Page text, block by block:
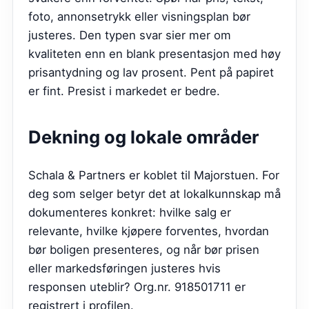
foto, annonsetrykk eller visningsplan bør
justeres. Den typen svar sier mer om
kvaliteten enn en blank presentasjon med høy
prisantydning og lav prosent. Pent på papiret
er fint. Presist i markedet er bedre.
Dekning og lokale områder
Schala & Partners er koblet til Majorstuen. For
deg som selger betyr det at lokalkunnskap må
dokumenteres konkret: hvilke salg er
relevante, hvilke kjøpere forventes, hvordan
bør boligen presenteres, og når bør prisen
eller markedsføringen justeres hvis
responsen uteblir? Org.nr. 918501711 er
registrert i profilen.